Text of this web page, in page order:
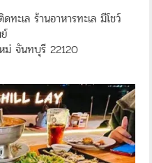
ทะเล ร้านอาหารทะเล มีโชว์
ม่ จันทบุรี 22120